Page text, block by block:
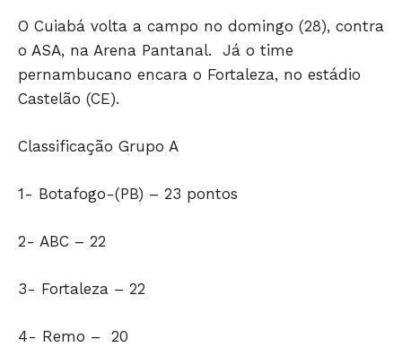
POLÍTICA
POLÍCIA
ESPORTES
ECONOMIA
GERAL
AGRONOTÍCIAS
O Cuiabá volta a campo no domingo (28), contra
o ASA, na Arena Pantanal. Já o time
pernambucano encara o Fortaleza, no estádio
Castelão (CE).
Classificação Grupo A
1- Botafogo-(PB) – 23 pontos
2- ABC – 22
3- Fortaleza – 22
4- Remo – 20